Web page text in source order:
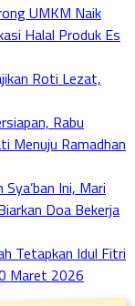
UMKM Naik
Halal Produk Es
Roti Lezat,
Rabu
Menuju Ramadhan
Ini, Mari
Doa Bekerja
Tetapkan Idul Fitri
Maret 2026